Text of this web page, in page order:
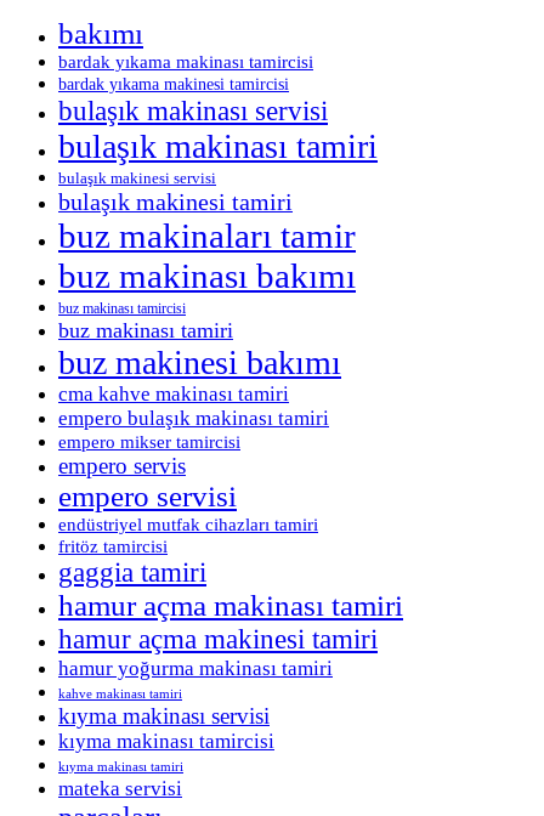
bakımı
bardak yıkama makinası tamircisi
bardak yıkama makinesi tamircisi
bulaşık makinası servisi
bulaşık makinası tamiri
bulaşık makinesi servisi
bulaşık makinesi tamiri
buz makinaları tamir
buz makinası bakımı
buz makinası tamircisi
buz makinası tamiri
buz makinesi bakımı
cma kahve makinası tamiri
empero bulaşık makinası tamiri
empero mikser tamircisi
empero servis
empero servisi
endüstriyel mutfak cihazları tamiri
fritöz tamircisi
gaggia tamiri
hamur açma makinası tamiri
hamur açma makinesi tamiri
hamur yoğurma makinası tamiri
kahve makinası tamiri
kıyma makinası servisi
kıyma makinası tamircisi
kıyma makinası tamiri
mateka servisi